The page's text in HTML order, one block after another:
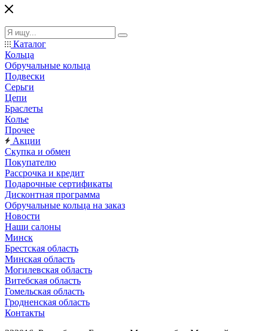
Каталог
Кольца
Обручальные кольца
Подвески
Серьги
Цепи
Браслеты
Колье
Прочее
Акции
Скупка и обмен
Покупателю
Рассрочка и кредит
Подарочные сертификаты
Дисконтная программа
Обручальные кольца на заказ
Новости
Наши салоны
Минск
Брестская область
Минская область
Могилевская область
Витебская область
Гомельская область
Гродненская область
Контакты